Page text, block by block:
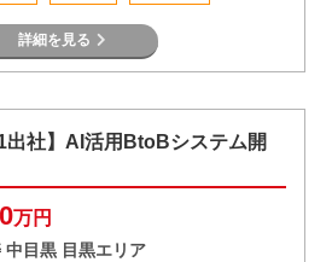
詳細を見る
出社】AI活用BtoBシステム開
万円
目黒 目黒エリア